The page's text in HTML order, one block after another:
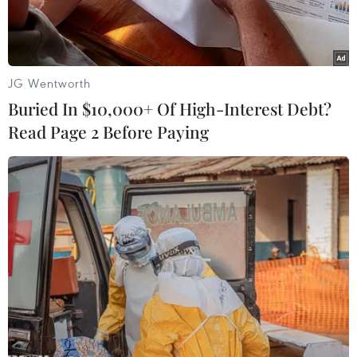
Phái đoàn Triều Tiên đến tham dự Paralympic mùa Đông 2018
tại lễ đón ở làng vận động viên ở PyeongChang, Hàn Quốc
ngày 8/3. (Nguồn: Kyodo/TTXVN)
Ngày 9/3, Bộ Thống nhất Hàn Quốc thông báo
nước này đã thông qua kế hoạch sử dụng một
JG Wentworth
Buried In $10,000+ Of High-Interest Debt?
Read Page 2 Before Paying